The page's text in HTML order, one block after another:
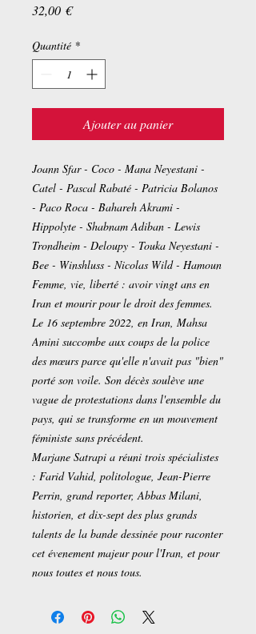
32,00 €Prix
Quantité *
Ajouter au panier
Joann Sfar - Coco - Mana Neyestani -
Catel - Pascal Rabaté - Patricia Bolanos
- Paco Roca - Bahareh Akrami -
Hippolyte - Shabnam Adiban - Lewis
Trondheim - Deloupy - Touka Neyestani -
Bee - Winshluss - Nicolas Wild - Hamoun
Femme, vie, liberté : avoir vingt ans en
Iran et mourir pour le droit des femmes.
Le 16 septembre 2022, en Iran, Mahsa
Amini succombe aux coups de la police
des mœurs parce qu'elle n'avait pas "bien"
porté son voile. Son décès soulève une
vague de protestations dans l'ensemble du
pays, qui se transforme en un mouvement
féministe sans précédent.
Marjane Satrapi a réuni trois spécialistes
: Farid Vahid, politologue, Jean-Pierre
Perrin, grand reporter, Abbas Milani,
historien, et dix-sept des plus grands
talents de la bande dessinée pour raconter
cet évenement majeur pour l'Iran, et pour
nous toutes et nous tous.